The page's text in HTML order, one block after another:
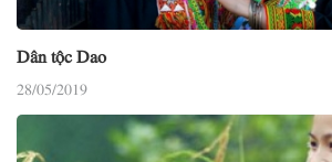
Dân tộc Dao
28/05/2019